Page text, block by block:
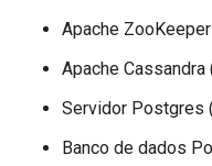
Apache
Apache
Servidor Postgres
Banco de dados